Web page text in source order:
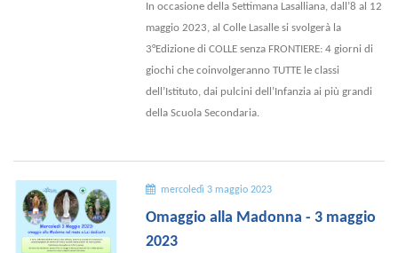
In occasione della Settimana Lasalliana, dall’8 al 12
maggio 2023, al Colle Lasalle si svolgerà la
3°Edizione di COLLE senza FRONTIERE: 4 giorni di
giochi che coinvolgeranno TUTTE le classi
dell’Istituto, dai pulcini dell’Infanzia ai più grandi
della Scuola Secondaria.
mercoledì 3 maggio 2023
Omaggio alla Madonna - 3 maggio
2023